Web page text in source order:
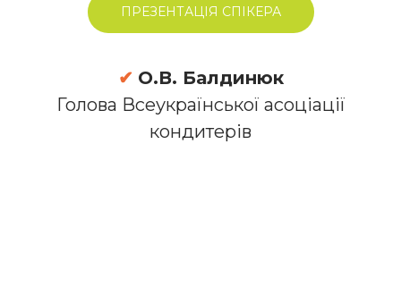
ПРЕЗЕНТАЦІЯ СПІКЕРА
✔ О.В. Балдинюк
Голова Всеукраїнської асоціації
кондитерів